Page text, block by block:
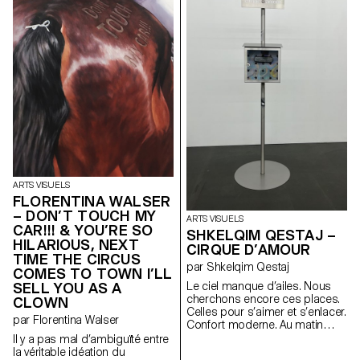
objets, coulent les souvenirs. À
brise la recherche d’un soi qui
s’éloigne dès qu’on semble
s’en approcher.
ARTS VISUELS
FLORENTINA WALSER
– DON’T TOUCH MY
CAR!!! & YOU’RE SO
HILARIOUS, NEXT
TIME THE CIRCUS
COMES TO TOWN I’LL
SELL YOU AS A
CLOWN
par Florentina Walser
Il y a pas mal d’ambiguïté entre
la véritable idéation du
ARTS VISUELS
SHKELQIM QESTAJ –
CIRQUE D’AMOUR
par Shkelqim Qestaj
Le ciel manque d’ailes. Nous
cherchons encore ces places.
Celles pour s’aimer et s’enlacer.
Confort moderne. Au matin